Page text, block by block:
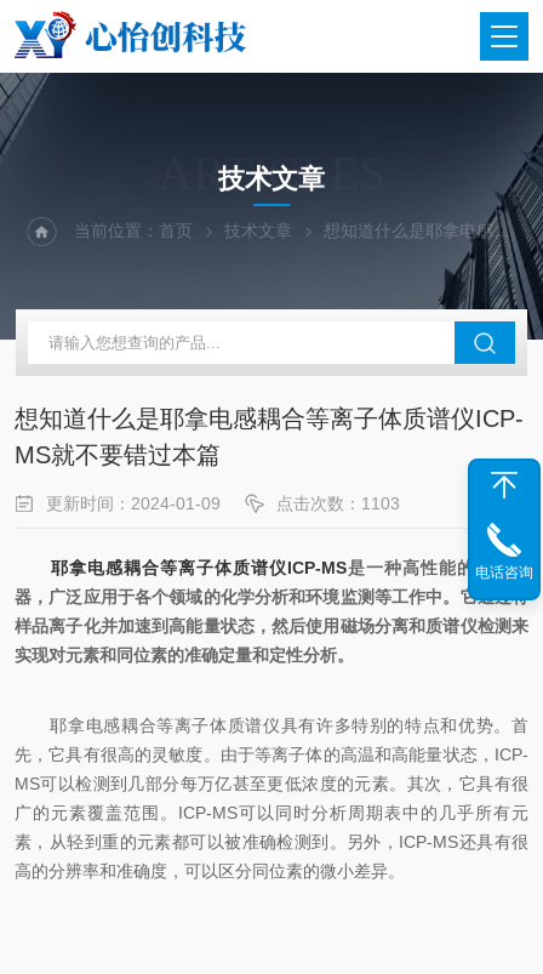
ARTICLES
技术文章
当前位置：首页 技术文章 想知道什么是耶拿电感耦合等离子体质谱仪ICP-MS就不要错过本篇
想知道什么是耶拿电感耦合等离子体质谱仪ICP-
MS就不要错过本篇
更新时间：2024-01-09 点击次数：1103
耶拿电感耦合等离子体质谱仪ICP-MS是一种高性能的分析仪
器，广泛应用于各个领域的化学分析和环境监测等工作中。它通过将
样品离子化并加速到高能量状态，然后使用磁场分离和质谱仪检测来
实现对元素和同位素的准确定量和定性分析。
耶拿电感耦合等离子体质谱仪具有许多特别的特点和优势。首
先，它具有很高的灵敏度。由于等离子体的高温和高能量状态，ICP-
MS可以检测到几部分每万亿甚至更低浓度的元素。其次，它具有很
广的元素覆盖范围。ICP-MS可以同时分析周期表中的几乎所有元
素，从轻到重的元素都可以被准确检测到。另外，ICP-MS还具有很
高的分辨率和准确度，可以区分同位素的微小差异。
电话咨询